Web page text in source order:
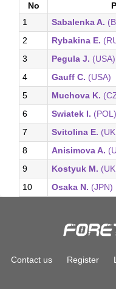
No
1
Sabalenka A.
2
Rybakina E.
3
Pegula J. (USA)
4
Gauff C. (USA)
5
Muchova K.
6
Swiatek I. (POL)
7
Svitolina E.
8
Anisimova A.
9
Kostyuk M.
10
Osaka N. (JPN)
Contact us Register